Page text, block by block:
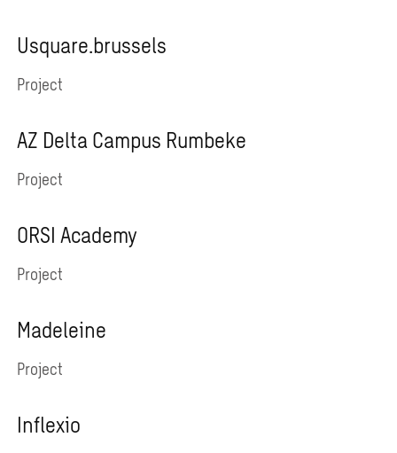
Usquare.brussels
Project
AZ Delta Campus Rumbeke
Project
ORSI Academy
Project
Madeleine
Project
Inflexio